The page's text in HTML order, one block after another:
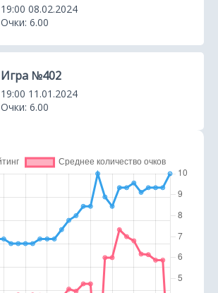
19:00 08.02.2024
Очки: 6.00
Игра №402
19:00 11.01.2024
Очки: 6.00